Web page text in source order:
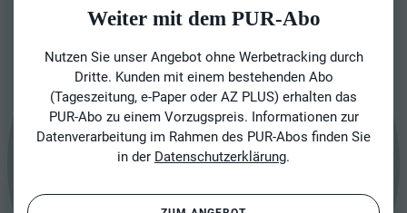
Weiter mit dem PUR-Abo
Nutzen Sie unser Angebot ohne Werbetracking durch
Dritte. Kunden mit einem bestehenden Abo
(Tageszeitung, e-Paper oder AZ PLUS) erhalten das
PUR-Abo zu einem Vorzugspreis. Informationen zur
Datenverarbeitung im Rahmen des PUR-Abos finden Sie
in der Datenschutzerklärung.